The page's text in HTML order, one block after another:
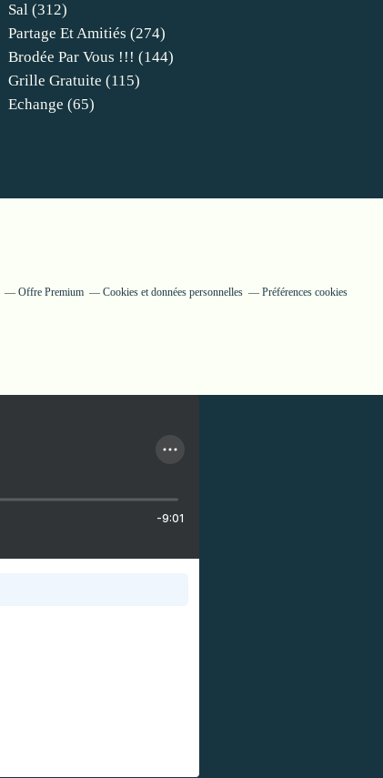
Sal (312)
Partage Et Amitiés (274)
Brodée Par Vous !!! (144)
Grille Gratuite (115)
Echange (65)
Offre Premium Cookies et données personnelles Préférences cookies
-9:01